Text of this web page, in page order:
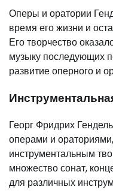
Оперы и оратории
время его жизни и
Его творчество
музыку последующих
развитие оперного и
Георг Фридрих
операми и
инструментальным
множество сонат,
для различных